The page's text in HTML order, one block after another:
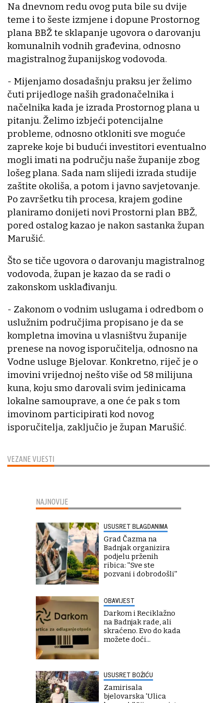
VEZANE VIJESTI
Na dnevnom redu ovog puta bile su dvije
teme i to šeste izmjene i dopune Prostornog
plana BBŽ te sklapanje ugovora o darovanju
komunalnih vodnih građevina, odnosno
magistralnog županijskog vodovoda.
- Mijenjamo dosadašnju praksu jer želimo
čuti prijedloge naših gradonačelnika i
načelnika kada je izrada Prostornog plana u
pitanju. Želimo izbjeći potencijalne
probleme, odnosno otkloniti sve moguće
zapreke koje bi budući investitori eventualno
mogli imati na području naše županije zbog
lošeg plana. Sada nam slijedi izrada studije
zaštite okoliša, a potom i javno savjetovanje.
Po završetku tih procesa, krajem godine
planiramo donijeti novi Prostorni plan BBŽ,
pored ostalog kazao je nakon sastanka župan
Marušić.
Što se tiče ugovora o darovanju magistralnog
vodovoda, župan je kazao da se radi o
zakonskom usklađivanju.
- Zakonom o vodnim uslugama i odredbom o
uslužnim područjima propisano je da se
kompletna imovina u vlasništvu županije
prenese na novog isporučitelja, odnosno na
Vodne usluge Bjelovar. Konkretno, riječ je o
imovini vrijednoj nešto više od 58 milijuna
kuna, koju smo darovali svim jedinicama
lokalne samouprave, a one će pak s tom
imovinom participirati kod novog
isporučitelja, zaključio je župan Marušić.
NAJNOVIJE
USUSRET BLAGDANIMA
Grad Čazma na
Badnjak organizira
podjelu prženih
ribica: ''Sve ste
pozvani i dobrodošli''
OBAVIJEST
Darkom i Reciklažno
na Badnjak rade, ali
skraćeno. Evo do kada
možete doći...
USUSRET BOŽIĆU
Zamirisala
bjelovarska 'Ulica